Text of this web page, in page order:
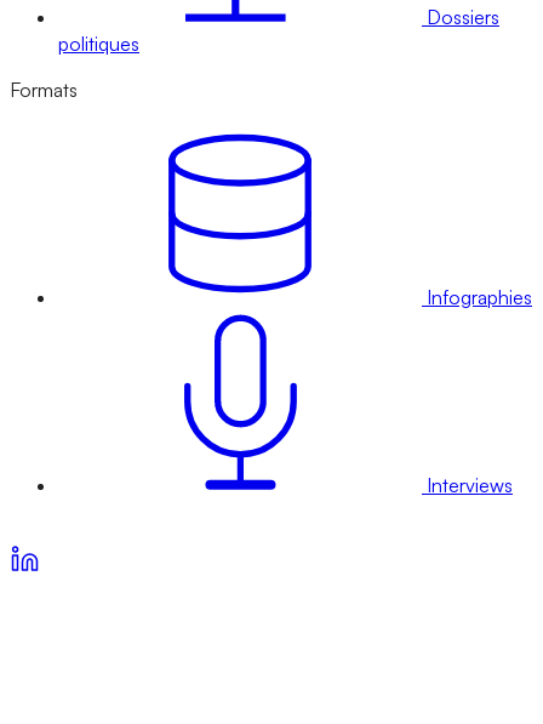
Dossiers
politiques
Formats
Infographies
Interviews